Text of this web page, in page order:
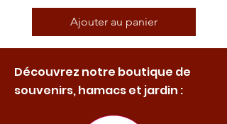
Ajouter au panier
Découvrez notre boutique de
souvenirs, hamacs et jardin :